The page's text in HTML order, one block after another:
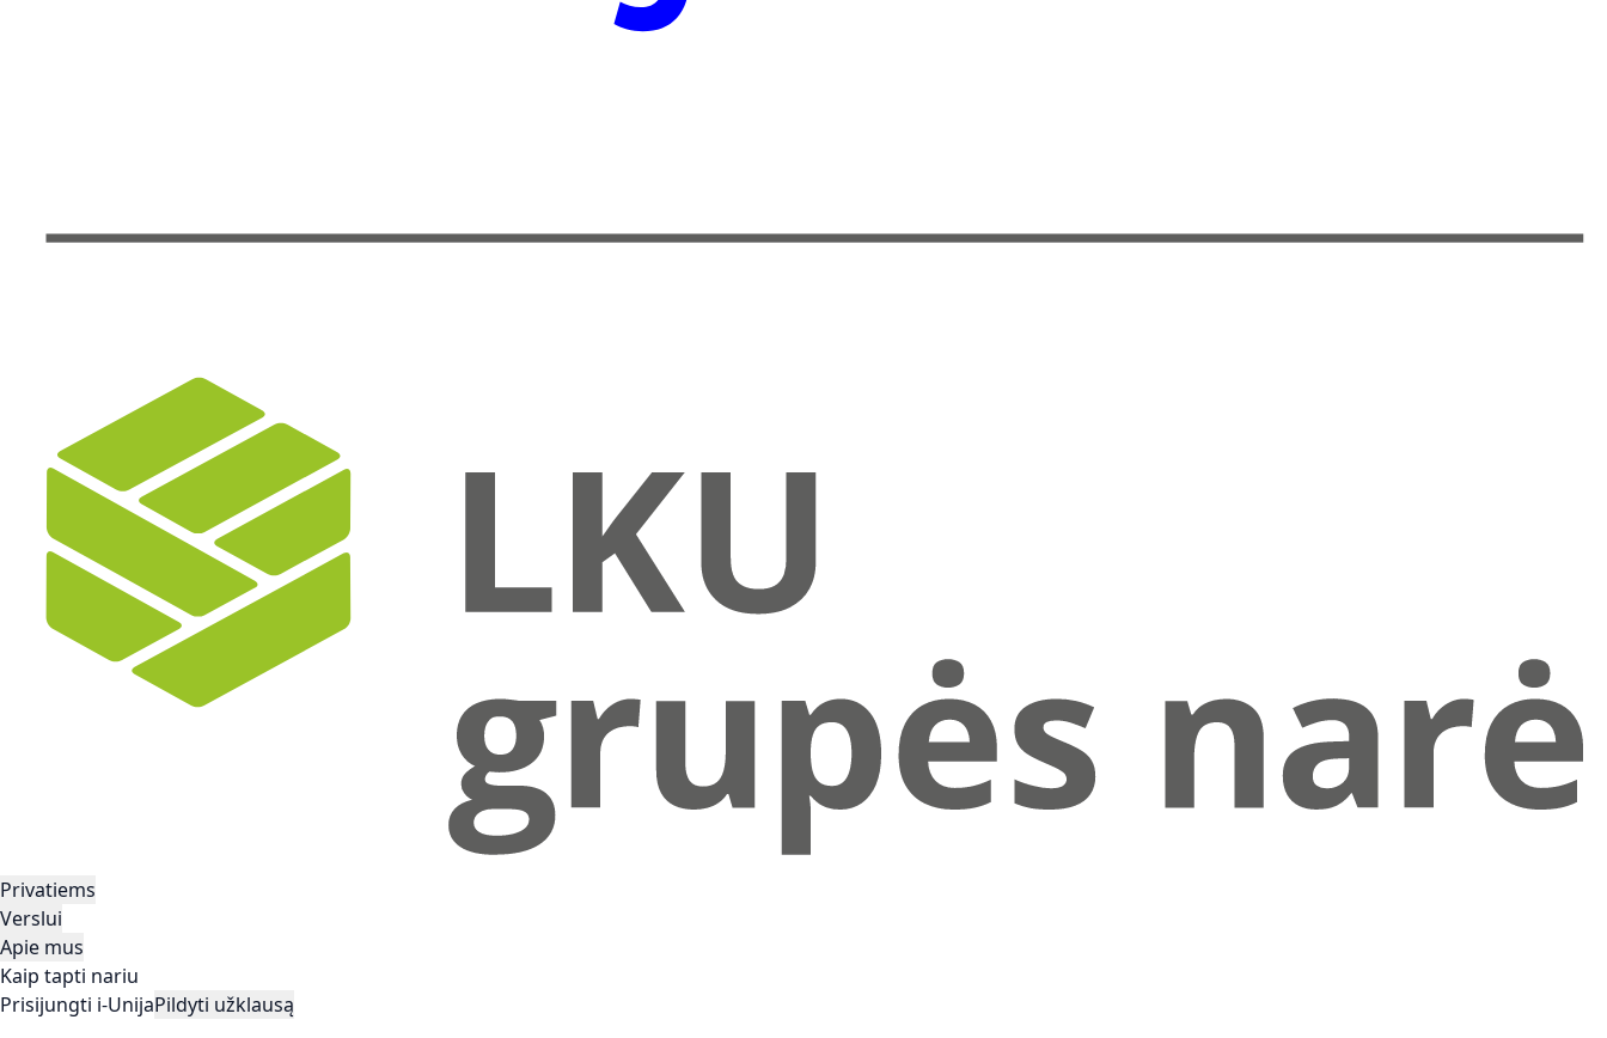
Privatiems
Verslui
Apie mus
Kaip tapti nariu
Prisijungti i-UnijaPildyti užklausą